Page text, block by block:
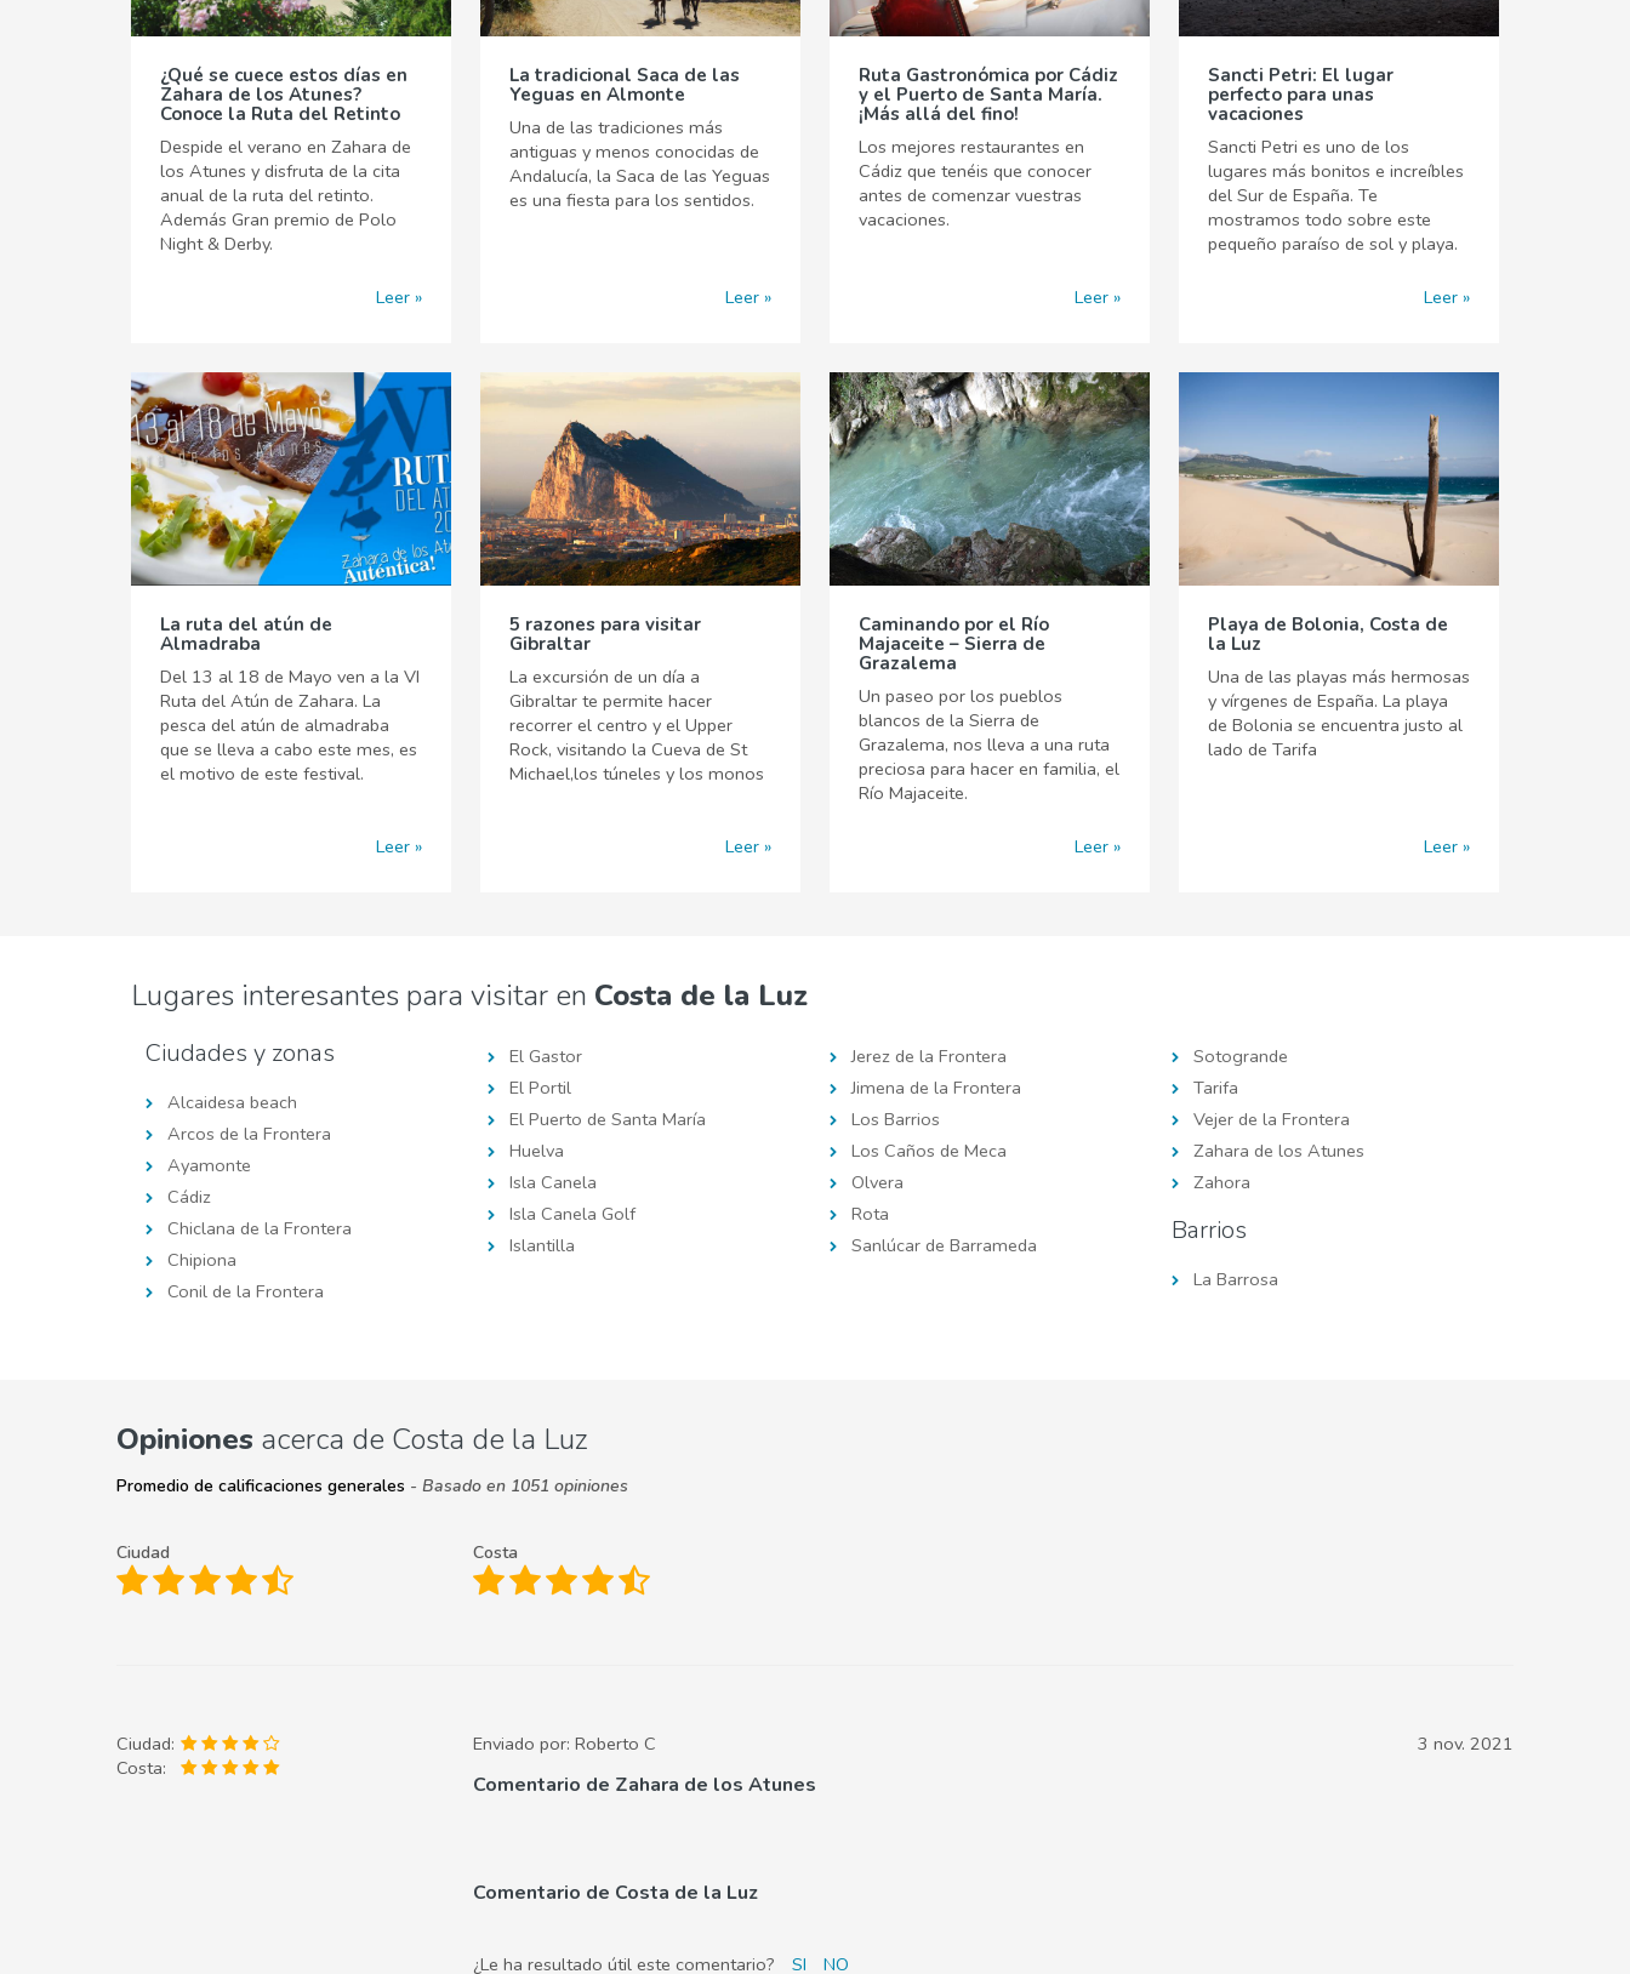
¿Qué se cuece estos días en
Zahara de los Atunes?
Conoce la Ruta del Retinto
Despide el verano en Zahara de
los Atunes y disfruta de la cita
anual de la ruta del retinto.
Además Gran premio de Polo
Night & Derby.
La tradicional Saca de las
Yeguas en Almonte
Una de las tradiciones más
antiguas y menos conocidas de
Andalucía, la Saca de las Yeguas
es una fiesta para los sentidos.
Ruta Gastronómica por Cádiz
y el Puerto de Santa María.
¡Más allá del fino!
Los mejores restaurantes en
Cádiz que tenéis que conocer
antes de comenzar vuestras
vacaciones.
Sancti Petri: El lugar
perfecto para unas
vacaciones
Sancti Petri es uno de los
lugares más bonitos e increíbles
del Sur de España. Te
mostramos todo sobre este
pequeño paraíso de sol y playa.
Leer Leer Leer Leer
La ruta del atún de
Almadraba
Del 13 al 18 de Mayo ven a la VI
Ruta del Atún de Zahara. La
pesca del atún de almadraba
que se lleva a cabo este mes, es
el motivo de este festival.
5 razones para visitar
Gibraltar
La excursión de un día a
Gibraltar te permite hacer
recorrer el centro y el Upper
Rock, visitando la Cueva de St
Michael,los túneles y los monos
Caminando por el Río
Majaceite – Sierra de
Grazalema
Un paseo por los pueblos
blancos de la Sierra de
Grazalema, nos lleva a una ruta
preciosa para hacer en familia, el
Río Majaceite.
Playa de Bolonia, Costa de
la Luz
Una de las playas más hermosas
y vírgenes de España. La playa
de Bolonia se encuentra justo al
lado de Tarifa
Leer Leer Leer Leer
Lugares interesantes para visitar en Costa de la Luz
Ciudades y zonas
Alcaidesa beach
Arcos de la Frontera
Ayamonte
Cádiz
Chiclana de la Frontera
Chipiona
Conil de la Frontera
El Gastor
El Portil
El Puerto de Santa María
Huelva
Isla Canela
Isla Canela Golf
Islantilla
Jerez de la Frontera
Jimena de la Frontera
Los Barrios
Los Caños de Meca
Olvera
Rota
Sanlúcar de Barrameda
Sotogrande
Tarifa
Vejer de la Frontera
Zahara de los Atunes
Zahora
Barrios
La Barrosa
Opiniones acerca de Costa de la Luz
Promedio de calificaciones generales - Basado en 1051 opiniones
Ciudad Costa
Ciudad:
Costa:
Enviado por: Roberto C 3 nov. 2021
Comentario de Zahara de los Atunes
Comentario de Costa de la Luz
¿Le ha resultado útil este comentario? SI NO